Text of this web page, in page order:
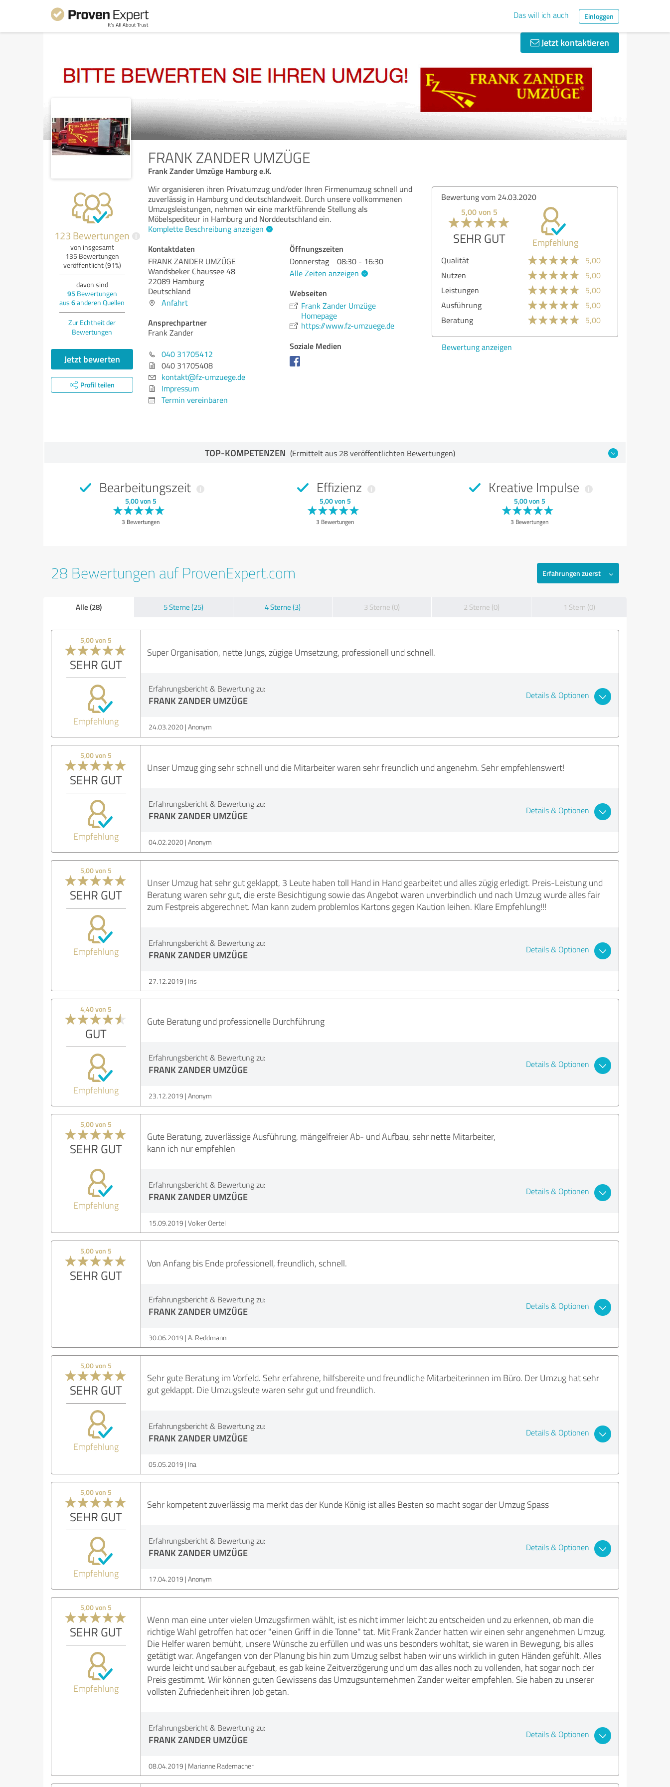
Das will ich auch Einloggen
Jetzt kontaktieren
FRANK ZANDER UMZÜGE
Frank Zander Umzüge Hamburg e.K.
123 Bewertungen i
von insgesamt
135 Bewertungen
veröffentlicht (91%)
davon sind
95 Bewertungen
aus 6anderen Quellen
Zur Echtheit der
Bewertungen
Jetzt bewerten
Profil teilen
Wir organisieren ihren Privatumzug und/oder Ihren Firmenumzug schnell und
zuverlässig in Hamburg und deutschlandweit. Durch unsere vollkommenen
Umzugsleistungen, nehmen wir eine marktführende Stellung als
Möbelspediteur in Hamburg und Norddeutschland ein.
Komplette Beschreibung anzeigen
Kontaktdaten
FRANK ZANDER UMZÜGE
Wandsbeker Chaussee 48
22089 Hamburg
Deutschland
Anfahrt
Ansprechpartner
Frank Zander
040 31705412
040 31705408
kontakt@fz-umzuege.de
Impressum
Termin vereinbaren
Öffnungszeiten
Donnerstag
08:30 - 16:30
Alle Zeiten anzeigen
Webseiten
Frank Zander Umzüge
Homepage
https://www.fz-umzuege.de
Soziale Medien
Bewertung vom 04.02.2020
5,00 von 5
SEHR GUT Empfehlung
Qualität
5,00
Nutzen
5,00
Leistungen
5,00
Ausführung
5,00
Beratung
5,00
Bewertung anzeigen
TOP-KOMPETENZEN (Ermittelt aus 28 veröffentlichten Bewertungen)
Bearbeitungszeit
5,00 von 5
3 Bewertungen
Effizienz
5,00 von 5
3 Bewertungen
Kreative Impulse
5,00 von 5
3 Bewertungen
28 Bewertungen auf ProvenExpert.com Erfahrungen zuerst
Alle (28) 5 Sterne (25) 4 Sterne (3) 3 Sterne (0) 2 Sterne (0) 1 Stern (0)
5,00 von 5
SEHR GUT
Empfehlung
Super Organisation, nette Jungs, zügige Umsetzung, professionell und schnell.
Erfahrungsbericht & Bewertung zu:
FRANK ZANDER UMZÜGE Details & Optionen
24.03.2020 Anonym
5,00 von 5
SEHR GUT
Empfehlung
Unser Umzug ging sehr schnell und die Mitarbeiter waren sehr freundlich und angenehm. Sehr empfehlenswert!
Erfahrungsbericht & Bewertung zu:
FRANK ZANDER UMZÜGE Details & Optionen
04.02.2020 Anonym
5,00 von 5
SEHR GUT
Empfehlung
Unser Umzug hat sehr gut geklappt, 3 Leute haben toll Hand in Hand gearbeitet und alles zügig erledigt. Preis-Leistung und
Beratung waren sehr gut, die erste Besichtigung sowie das Angebot waren unverbindlich und nach Umzug wurde alles fair
zum Festpreis abgerechnet. Man kann zudem problemlos Kartons gegen Kaution leihen. Klare Empfehlung!!!
Erfahrungsbericht & Bewertung zu:
FRANK ZANDER UMZÜGE Details & Optionen
27.12.2019 Iris
4,40 von 5
GUT
Empfehlung
Gute Beratung und professionelle Durchführung
Erfahrungsbericht & Bewertung zu:
FRANK ZANDER UMZÜGE Details & Optionen
23.12.2019 Anonym
5,00 von 5
SEHR GUT
Empfehlung
Gute Beratung, zuverlässige Ausführung, mängelfreier Ab- und Aufbau, sehr nette Mitarbeiter,
kann ich nur empfehlen
Erfahrungsbericht & Bewertung zu:
FRANK ZANDER UMZÜGE Details & Optionen
15.09.2019 Volker Oertel
5,00 von 5
SEHR GUT
Von Anfang bis Ende professionell, freundlich, schnell.
Erfahrungsbericht & Bewertung zu:
FRANK ZANDER UMZÜGE Details & Optionen
30.06.2019 A. Reddmann
5,00 von 5
SEHR GUT
Empfehlung
Sehr gute Beratung im Vorfeld. Sehr erfahrene, hilfsbereite und freundliche Mitarbeiterinnen im Büro. Der Umzug hat sehr
gut geklappt. Die Umzugsleute waren sehr gut und freundlich.
Erfahrungsbericht & Bewertung zu:
FRANK ZANDER UMZÜGE Details & Optionen
05.05.2019 Ina
5,00 von 5
SEHR GUT
Empfehlung
Sehr kompetent zuverlässig ma merkt das der Kunde König ist alles Besten so macht sogar der Umzug Spass
Erfahrungsbericht & Bewertung zu:
FRANK ZANDER UMZÜGE Details & Optionen
17.04.2019 Anonym
5,00 von 5
SEHR GUT
Empfehlung
Wenn man eine unter vielen Umzugsfirmen wählt, ist es nicht immer leicht zu entscheiden und zu erkennen, ob man die
richtige Wahl getroffen hat oder "einen Griff in die Tonne" tat. Mit Frank Zander hatten wir einen sehr angenehmen Umzug.
Die Helfer waren bemüht, unsere Wünsche zu erfüllen und was uns besonders wohltat, sie waren in Bewegung, bis alles
getätigt war. Angefangen von der Planung bis hin zum Umzug selbst haben wir uns wirklich in guten Händen gefühlt. Alles
wurde leicht und sauber aufgebaut, es gab keine Zeitverzögerung und um das alles noch zu vollenden, hat sogar noch der
Preis gestimmt. Wir können guten Gewissens das Umzugsunternehmen Zander weiter empfehlen. Sie haben zu unserer
vollsten Zufriedenheit ihren Job getan.
Erfahrungsbericht & Bewertung zu:
FRANK ZANDER UMZÜGE Details & Optionen
08.04.2019 Marianne Rademacher